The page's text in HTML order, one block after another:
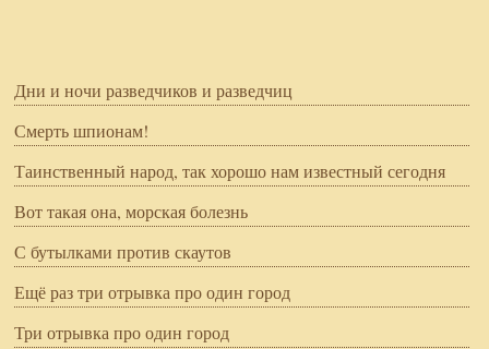
Дни и ночи разведчиков и разведчиц
Смерть шпионам!
Таинственный народ, так хорошо нам известный сегодня
Вот такая она, морская болезнь
С бутылками против скаутов
Ещё раз три отрывка про один город
Три отрывка про один город